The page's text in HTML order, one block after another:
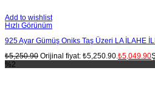
Add to wishlist
Hızlı Görünüm
925 Ayar Gümüş Oniks Taş Üzeri LA İLAHE
₺5,250.90 Orijinal fiyat: ₺5,250.90. ₺5,049.90
%2